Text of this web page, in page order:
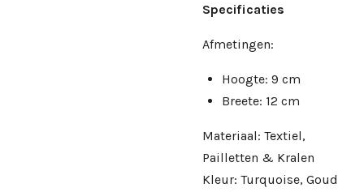
Specificaties
Afmetingen:
Hoogte: 9 cm
Breete: 12 cm
Materiaal: Textiel,
Pailletten & Kralen
Kleur: Turquoise, Goud